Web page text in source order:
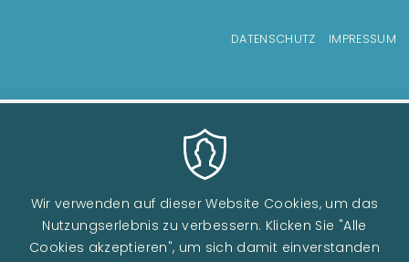
DATENSCHUTZ IMPRESSUM
Wir verwenden auf dieser Website Cookies, um das
Nutzungserlebnis zu verbessern. Klicken Sie "Alle
Cookies akzeptieren", um sich damit einverstanden